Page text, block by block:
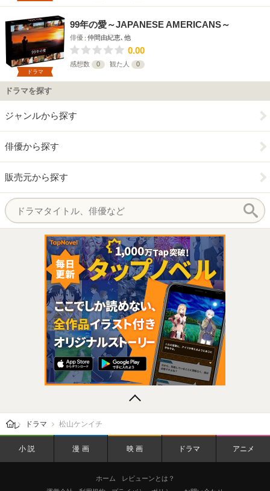
ドラマ
99年の愛～JAPANESE AMERICANS～
俳優 仲間由紀恵､他
0.00
感想数 0 観た人 0
ドラマを探す
ジャンルから探す
俳優から探す
販売元から探す
レビューン トップ
ドラマ 松山ケンイチ
小説 漫画 映画 ドラマ アニメ
ホーム
レビューンとは？